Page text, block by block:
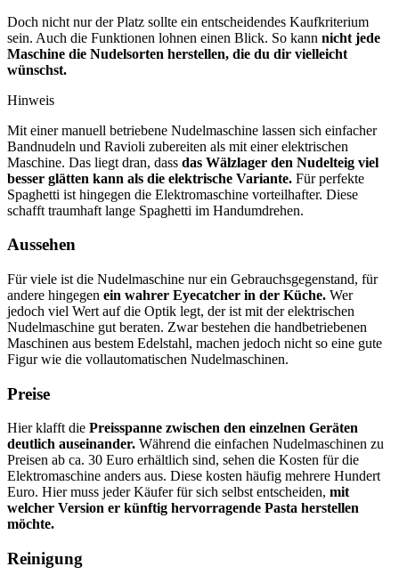
Doch nicht nur der Platz sollte ein entscheidendes Kaufkriterium
sein. Auch die Funktionen lohnen einen Blick. So kann nicht jede
Maschine die Nudelsorten herstellen, die du dir vielleicht
wünschst.
Hinweis
Mit einer manuell betriebene Nudelmaschine lassen sich einfacher
Bandnudeln und Ravioli zubereiten als mit einer elektrischen
Maschine. Das liegt dran, dass das Wälzlager den Nudelteig viel
besser glätten kann als die elektrische Variante. Für perfekte
Spaghetti ist hingegen die Elektromaschine vorteilhafter. Diese
schafft traumhaft lange Spaghetti im Handumdrehen.
Aussehen
Für viele ist die Nudelmaschine nur ein Gebrauchsgegenstand, für
andere hingegen ein wahrer Eyecatcher in der Küche. Wer
jedoch viel Wert auf die Optik legt, der ist mit der elektrischen
Nudelmaschine gut beraten. Zwar bestehen die handbetriebenen
Maschinen aus bestem Edelstahl, machen jedoch nicht so eine gute
Figur wie die vollautomatischen Nudelmaschinen.
Preise
Hier klafft die Preisspanne zwischen den einzelnen Geräten
deutlich auseinander. Während die einfachen Nudelmaschinen zu
Preisen ab ca. 30 Euro erhältlich sind, sehen die Kosten für die
Elektromaschine anders aus. Diese kosten häufig mehrere Hundert
Euro. Hier muss jeder Käufer für sich selbst entscheiden, mit
welcher Version er künftig hervorragende Pasta herstellen
möchte.
Reinigung